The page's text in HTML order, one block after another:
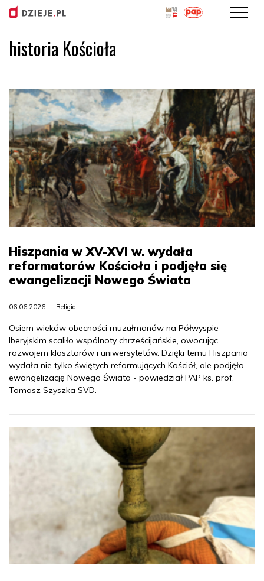
historia Kościoła
Hiszpania w XV-XVI w. wydała
reformatorów Kościoła i podjęła się
ewangelizacji Nowego Świata
06.06.2026 Religia
Osiem wieków obecności muzułmanów na Półwyspie
Iberyjskim scaliło wspólnoty chrześcijańskie, owocując
rozwojem klasztorów i uniwersytetów. Dzięki temu Hiszpania
wydała nie tylko świętych reformujących Kościół, ale podjęła
ewangelizację Nowego Świata - powiedział PAP ks. prof.
Tomasz Szyszka SVD.